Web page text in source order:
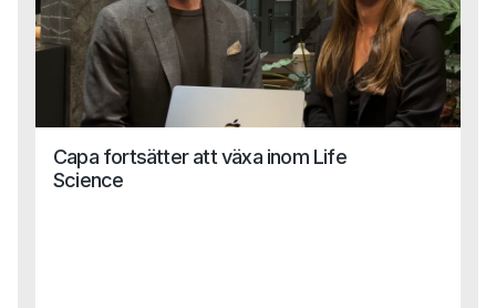
Capa fortsätter att växa inom Life
Science